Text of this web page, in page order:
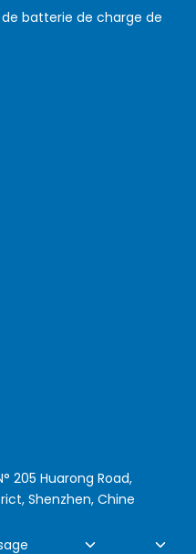
batterie de charge de
205 Huarong Road,
Shenzhen, Chine